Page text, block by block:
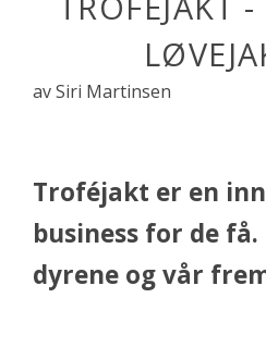
av Siri Martinsen
Troféjakt er en
business for de
dyrene og vår